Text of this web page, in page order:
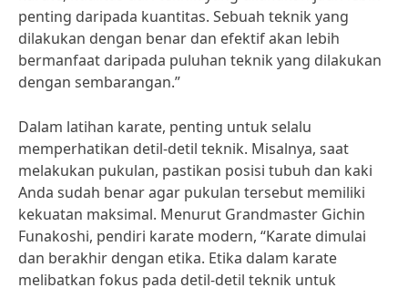
penting daripada kuantitas. Sebuah teknik yang
dilakukan dengan benar dan efektif akan lebih
bermanfaat daripada puluhan teknik yang dilakukan
dengan sembarangan.”
Dalam latihan karate, penting untuk selalu
memperhatikan detil-detil teknik. Misalnya, saat
melakukan pukulan, pastikan posisi tubuh dan kaki
Anda sudah benar agar pukulan tersebut memiliki
kekuatan maksimal. Menurut Grandmaster Gichin
Funakoshi, pendiri karate modern, “Karate dimulai
dan berakhir dengan etika. Etika dalam karate
melibatkan fokus pada detil-detil teknik untuk